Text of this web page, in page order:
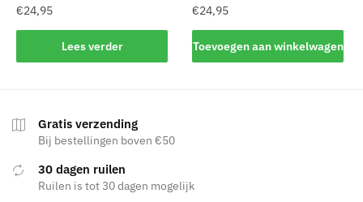
€24,95
Lees verder
€24,95
Toevoegen aan winkelwagen
Gratis verzending
Bij bestellingen boven €50
30 dagen ruilen
Ruilen is tot 30 dagen mogelijk